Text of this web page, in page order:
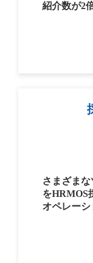
紹介数が2
さまざま
をHRMOS
オペレーシ